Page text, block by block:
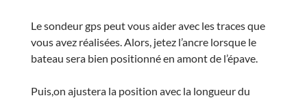
Le sondeur gps peut vous aider avec les traces que
vous avez réalisées. Alors, jetez l’ancre lorsque le
bateau sera bien positionné en amont de l’épave.
Puis,on ajustera la position avec la longueur du